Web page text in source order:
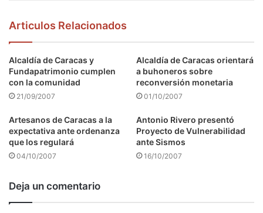
Articulos Relacionados
Alcaldía de Caracas y
Fundapatrimonio cumplen
con la comunidad
21/09/2007
Alcaldía de Caracas orientará
a buhoneros sobre
reconversión monetaria
01/10/2007
Artesanos de Caracas a la
expectativa ante ordenanza
que los regulará
04/10/2007
Antonio Rivero presentó
Proyecto de Vulnerabilidad
ante Sismos
16/10/2007
Deja un comentario